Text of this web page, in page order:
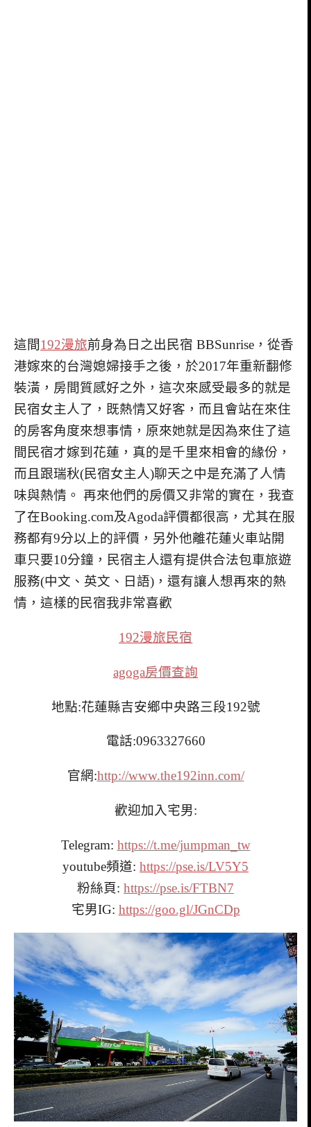
這間192漫旅前身為日之出民宿 BBSunrise，從香
港嫁來的台灣媳婦接手之後，於2017年重新翻修
裝潢，房間質感好之外，這次來感受最多的就是
民宿女主人了，既熱情又好客，而且會站在來住
的房客角度來想事情，原來她就是因為來住了這
間民宿才嫁到花蓮，真的是千里來相會的緣份，
而且跟瑞秋(民宿女主人)聊天之中是充滿了人情
味與熱情。 再來他們的房價又非常的實在，我查
了在Booking.com及Agoda評價都很高，尤其在服
務都有9分以上的評價，另外他離花蓮火車站開
車只要10分鐘，民宿主人還有提供合法包車旅遊
服務(中文、英文、日語)，還有讓人想再來的熱
情，這樣的民宿我非常喜歡
192漫旅民宿
agoga房價查詢
地點:花蓮縣吉安鄉中央路三段192號
電話:0963327660
官網:http://www.the192inn.com/
歡迎加入宅男:
Telegram: https://t.me/jumpman_tw
youtube頻道: https://pse.is/LV5Y5
粉絲頁: https://pse.is/FTBN7
宅男IG: https://goo.gl/JGnCDp